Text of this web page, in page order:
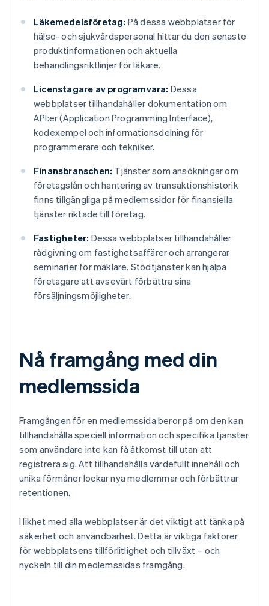
Läkemedelsföretag: På dessa webbplatser för
hälso- och sjukvårdspersonal hittar du den senaste
produktinformationen och aktuella
behandlingsriktlinjer för läkare.
Licenstagare av programvara: Dessa
webbplatser tillhandahåller dokumentation om
API:er (Application Programming Interface),
kodexempel och informationsdelning för
programmerare och tekniker.
Finansbranschen: Tjänster som ansökningar om
företagslån och hantering av transaktionshistorik
finns tillgängliga på medlemssidor för finansiella
tjänster riktade till företag.
Fastigheter: Dessa webbplatser tillhandahåller
rådgivning om fastighetsaffärer och arrangerar
seminarier för mäklare. Stödtjänster kan hjälpa
företagare att avsevärt förbättra sina
försäljningsmöjligheter.
Nå framgång med din
medlemssida
Framgången för en medlemssida beror på om den kan
tillhandahålla speciell information och specifika tjänster
som användare inte kan få åtkomst till utan att
registrera sig. Att tillhandahålla värdefullt innehåll och
unika förmåner lockar nya medlemmar och förbättrar
retentionen.
I likhet med alla webbplatser är det viktigt att tänka på
säkerhet och användbarhet. Detta är viktiga faktorer
för webbplatsens tillförlitlighet och tillväxt – och
nyckeln till din medlemssidas framgång.
Australien
English
Belgien
Nederlands FrançaisDeutschEnglish